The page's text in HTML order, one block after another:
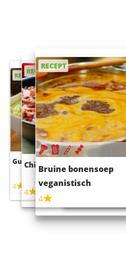
RECEPT
Guacamole
4
RECEPT
Chili con carne
4
RECEPT
Bruine bonensoep
veganistisch
4
RECEPT
Sushi rijstsalade
maaltijdsalade
RECEPT
4